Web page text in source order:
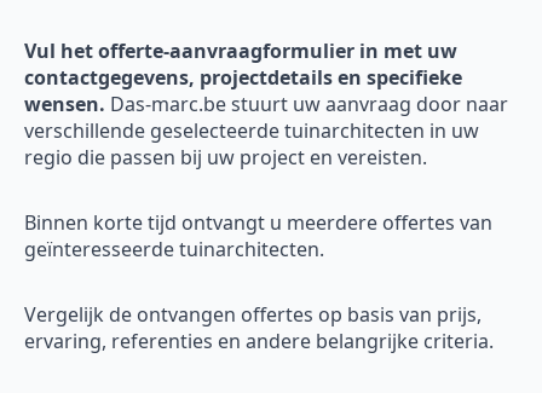
Vul het offerte-aanvraagformulier in met uw
contactgegevens, projectdetails en specifieke
wensen. Das-marc.be stuurt uw aanvraag door naar
verschillende geselecteerde tuinarchitecten in uw
regio die passen bij uw project en vereisten.
Binnen korte tijd ontvangt u meerdere offertes van
geïnteresseerde tuinarchitecten.
Vergelijk de ontvangen offertes op basis van prijs,
ervaring, referenties en andere belangrijke criteria.